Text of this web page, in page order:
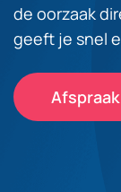
de oorzaak
geeft je snel